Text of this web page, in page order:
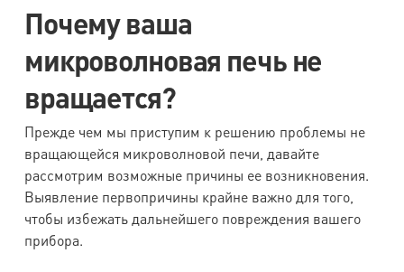
Почему ваша
микроволновая печь не
вращается?
Прежде чем мы приступим к решению проблемы не
вращающейся микроволновой печи, давайте
рассмотрим возможные причины ее возникновения.
Выявление первопричины крайне важно для того,
чтобы избежать дальнейшего повреждения вашего
прибора.